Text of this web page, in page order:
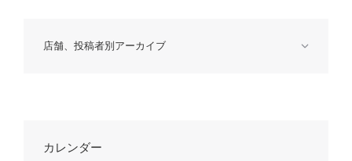
店舗、投稿者別アーカイブ
カレンダー